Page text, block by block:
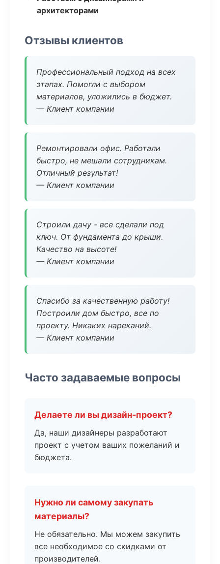
архитекторами
Отзывы клиентов
Профессиональный подход на всех
этапах. Помогли с выбором
материалов, уложились в бюджет.
— Клиент компании
Ремонтировали офис. Работали
быстро, не мешали сотрудникам.
Отличный результат!
— Клиент компании
Строили дачу - все сделали под
ключ. От фундамента до крыши.
Качество на высоте!
— Клиент компании
Спасибо за качественную работу!
Построили дом быстро, все по
проекту. Никаких нареканий.
— Клиент компании
Часто задаваемые вопросы
Делаете ли вы дизайн-проект?
Да, наши дизайнеры разработают
проект с учетом ваших пожеланий и
бюджета.
Нужно ли самому закупать
материалы?
Не обязательно. Мы можем закупить
все необходимое со скидками от
производителей.